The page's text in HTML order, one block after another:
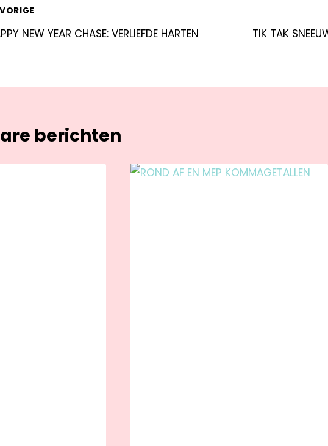
VORIGE
NEW YEAR CHASE: VERLIEFDE HARTEN
TIK TAK
berichten